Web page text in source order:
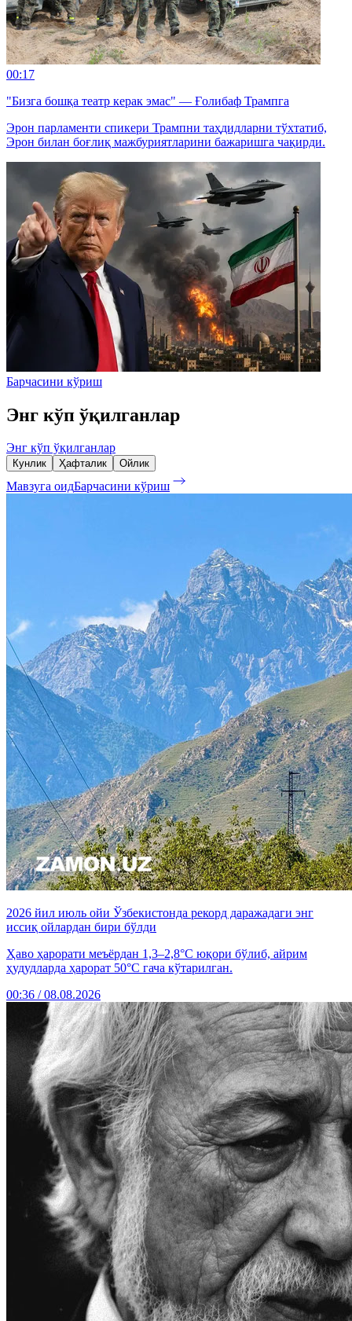
00:17
"Бизга бошқа театр керак эмас" — Ғолибаф Трампга
Эрон парламенти спикери Трампни таҳдидларни тўхтатиб,
Эрон билан боғлиқ мажбуриятларини бажаришга чақирди.
Барчасини кўриш
Энг кўп ўқилганлар
Энг кўп ўқилганлар
Кунлик Ҳафталик Ойлик
Мавзуга оидБарчасини кўриш
2026 йил июль ойи Ўзбекистонда рекорд даражадаги энг
иссиқ ойлардан бири бўлди
Ҳаво ҳарорати меъёрдан 1,3–2,8°C юқори бўлиб, айрим
ҳудудларда ҳарорат 50°C гача кўтарилган.
00:36 / 08.08.2026